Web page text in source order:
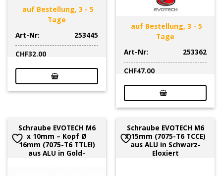
auf Bestellung, 3 - 5
Tage
Art-Nr:
253445
CHF32.00
auf Bestellung, 3 - 5
Tage
Art-Nr:
253362
CHF47.00
Schraube EVOTECH M6
x 10mm – Kopf Ø
16mm (7075-T6 TTLEI)
aus ALU in Gold-
Schraube EVOTECH M6
x 15mm (7075-T6 TCCE)
aus ALU in Schwarz-
Eloxiert